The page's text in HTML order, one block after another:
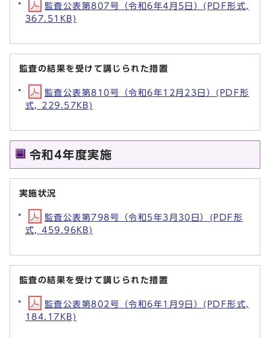
監査公表第807号（令和6年4月5日）(PDF形式,
367.51KB)
監査の結果を受けて講じられた措置
監査公表第810号（令和6年12月23日）(PDF形
式, 229.57KB)
令和4年度実施
実施状況
監査公表第798号（令和5年3月30日）(PDF形
式, 459.96KB)
監査の結果を受けて講じられた措置
監査公表第802号（令和6年1月9日）(PDF形式,
184.17KB)